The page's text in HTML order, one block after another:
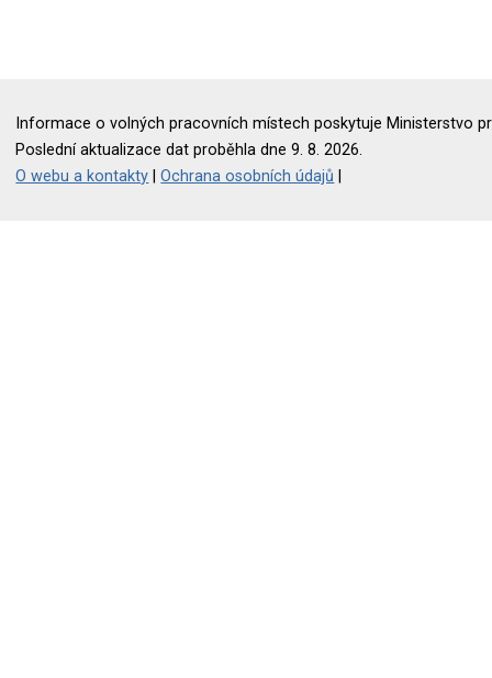
Informace o volných pracovních místech poskytuje Ministerstvo
Poslední aktualizace dat proběhla dne 9. 8. 2026.
O webu a kontakty |Ochrana osobních údajů